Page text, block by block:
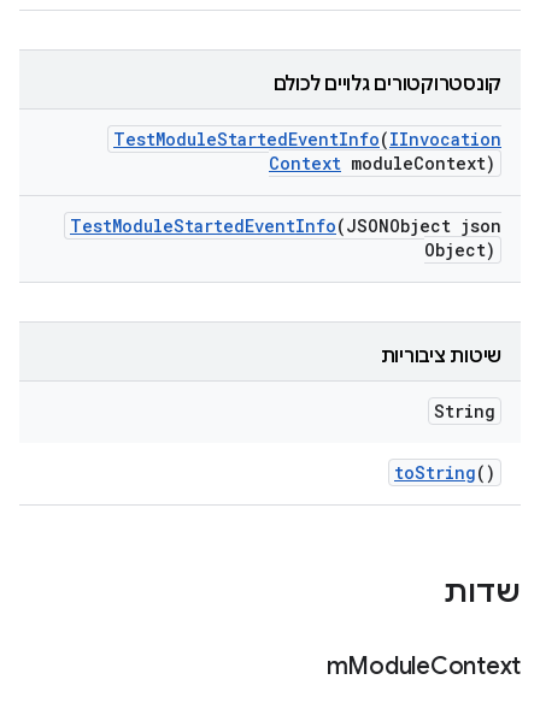
קונסטרוקטורים גלויים לכולם
TestModuleStartedEventInfo(IInvocation
Context moduleContext)
TestModuleStartedEventInfo(JSONObject json
Object)
שיטות ציבוריות
String
toString()
שדות
mModuleContext